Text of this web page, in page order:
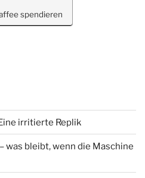
spendieren
irritierte Replik
was bleibt, wenn die Maschine